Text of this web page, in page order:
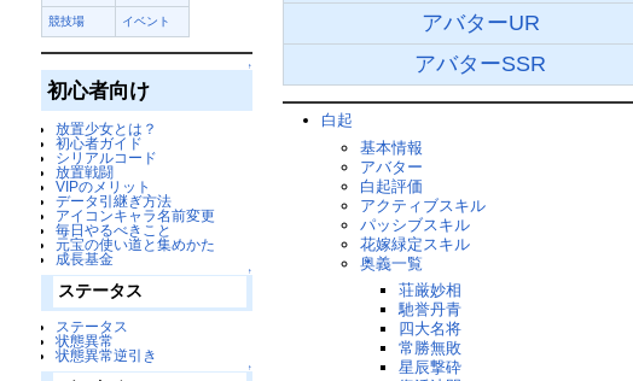
競技場 イベント
↑
初心者向け
放置少女とは？
初心者ガイド
シリアルコード
放置戦闘
VIPのメリット
データ引継ぎ方法
アイコンキャラ名前変更
毎日やるべきこと
元宝の使い道と集めかた
成長基金
↑
ステータス
ステータス
状態異常
状態異常逆引き
↑
アバターUR
アバターSSR
白起
基本情報
アバター
白起評価
アクティブスキル
パッシブスキル
花嫁緑定スキル
奥義一覧
荘厳妙相
馳誉丹青
四大名将
常勝無敗
星辰撃砕